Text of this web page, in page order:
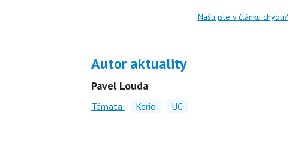
Našli jste v článku chybu?
Autor aktuality
Pavel Louda
Témata: Kerio UC